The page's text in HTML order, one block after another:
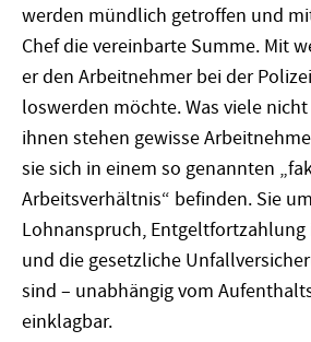
werden mündlich getroffen und
Chef die vereinbarte Summe. Mit
er den Arbeitnehmer bei der
loswerden möchte. Was viele
ihnen stehen gewisse
sie sich in einem so genannten
Arbeitsverhältnis“ befinden. Sie
Lohnanspruch,
und die gesetzliche
sind – unabhängig vom
einklagbar.